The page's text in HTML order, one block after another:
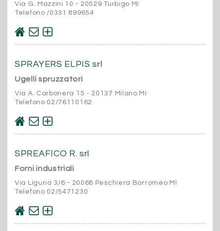
Via G. Mazzini 10 - 20029 Turbigo MI
Telefono /0331 899654
SPRAYERS ELPIS srl
Ugelli spruzzatori
Via A. Carbonera 15 - 20137 Milano MI
Telefono 02/76110162
SPREAFICO R. srl
Forni industriali
Via Liguria 3/6 - 20068 Peschiera Borromeo MI
Telefono 02/5471230